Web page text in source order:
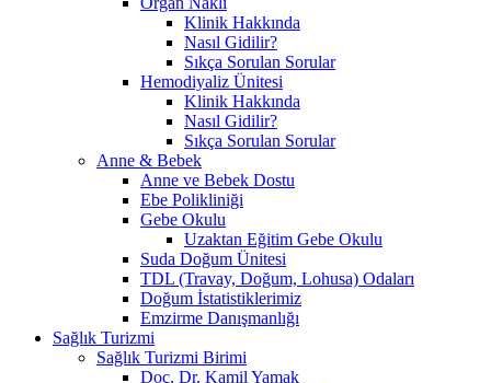
Klinik Hakkında
Nasıl Gidilir?
Sıkça Sorulan Sorular
Hemodiyaliz Ünitesi
Klinik Hakkında
Nasıl Gidilir?
Sıkça Sorulan Sorular
Anne & Bebek
Anne ve Bebek Dostu
Ebe Polikliniği
Gebe Okulu
Uzaktan Eğitim Gebe Okulu
Suda Doğum Ünitesi
TDL (Travay, Doğum, Lohusa) Odaları
Doğum İstatistiklerimiz
Emzirme Danışmanlığı
Sağlık Turizmi
Sağlık Turizmi Birimi
Doç. Dr. Kamil Yamak